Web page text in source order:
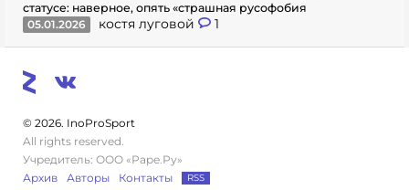
статусе: наверное, опять «страшная русофобия
05.01.2026
костя луговой 1
© 2026. InoProSport
All rights reserved.
Учредитель: ООО «Раре.Ру»
Архив
Авторы Контакты RSS